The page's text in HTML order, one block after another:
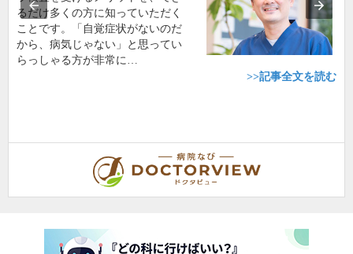
るだけ多くの方に知っていただく
ことです。「自覚症状がないのだ
から、病気じゃない」と思ってい
らっしゃる方が非常に…
>>記事全文を読む